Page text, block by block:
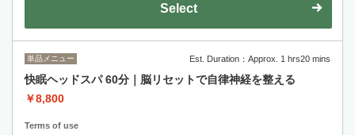
Select
単品メニュー Est. Duration：Approx. 1 hrs20 mins
快眠ヘッドスパ 60分｜脳リセットで自律神経を整える
￥8,800
Terms of use